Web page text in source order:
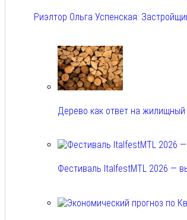
Риэлтор Ольга Успенская:
Дерево как ответ на жилищный
Фестиваль ItalfestMTL 2026 —